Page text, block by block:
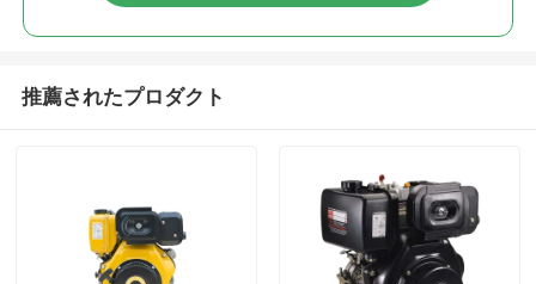
推薦されたプロダクト